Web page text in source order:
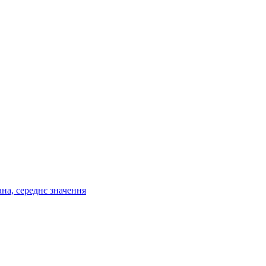
середнє значення